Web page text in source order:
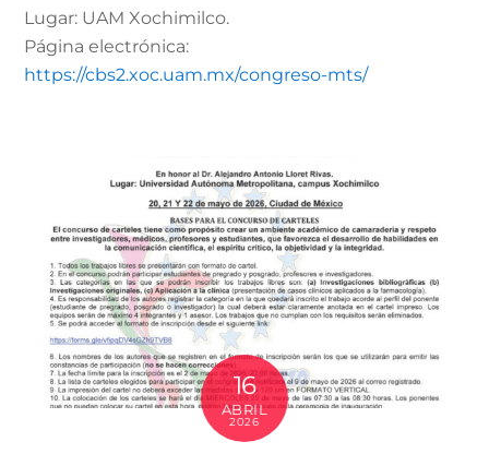
Lugar: UAM Xochimilco.
Página electrónica:
https://cbs2.xoc.uam.mx/congreso-mts/
16
ABRIL
2026